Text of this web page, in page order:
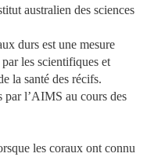
australien des sciences
durs est une mesure
les scientifiques et
la santé des récifs.
par l’AIMS au cours des
les coraux ont connu